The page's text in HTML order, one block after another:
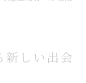
新しい出会